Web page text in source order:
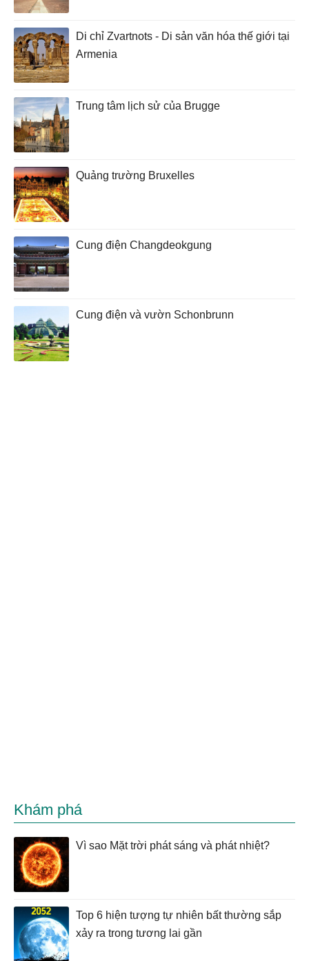
Di chỉ Zvartnots - Di sản văn hóa thế giới tại
Armenia
Trung tâm lịch sử của Brugge
Quảng trường Bruxelles
Cung điện Changdeokgung
Cung điện và vườn Schonbrunn
Khám phá
Vì sao Mặt trời phát sáng và phát nhiệt?
Top 6 hiện tượng tự nhiên bất thường sắp
xảy ra trong tương lai gần